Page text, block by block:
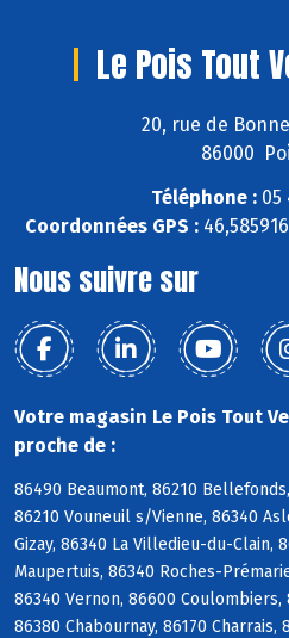
Le Pois Tout
20, rue de
86000
Téléphone : 05
Coordonnées GPS :
Nous suivre sur
Votre magasin Le Pois Tout
proche de :
86490 Beaumont, 86210
86210 Vouneuil s/Vienne, 86340
Gizay, 86340 La Villedieu-du-Clain,
Maupertuis, 86340 Roches-
86340 Vernon, 86600 Coulombiers,
86380 Chabournay, 86170 Charrais,